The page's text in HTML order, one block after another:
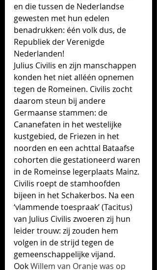
en die tussen de Nederlandse
gewesten met hun edelen
benadrukken: één volk dus, de
Republiek der Verenigde
Nederlanden!
Julius Civilis en zijn manschappen
konden het niet alléén opnemen
tegen de Romeinen. Civilis zocht
daarom steun bij andere
Germaanse stammen: de
Cananefaten in het westelijke
kustgebied, de Friezen in het
noorden en een achttal Bataafse
cohorten die gestationeerd waren
in de Romeinse legerplaats Mainz.
Civilis roept de stamhoofden
bijeen in het Schakerbos. Na een
‘vlammende toespraak’ (Tacitus)
van Julius Civilis zwoeren zij hun
leider trouw: zij zouden hem
volgen in de strijd tegen de
gemeenschappelijke vijand.
Ook Willem van Oranje was op